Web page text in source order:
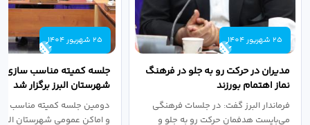
25 شهریور 1404
مدیران در حرکت رو به جلو در فرهنگ
نماز اهتمام بورزند
فرماندار البرز گفت: در جلسات فرهنگی
می‌بایست هدفمان حرکت رو به جلو و
25 شهریور 1404
جلسه کمیته مناسب سازی
شهرستان البرز برگزار شد
دومین جلسه کمیته مناسب
و اماکن عمومی شهرستان